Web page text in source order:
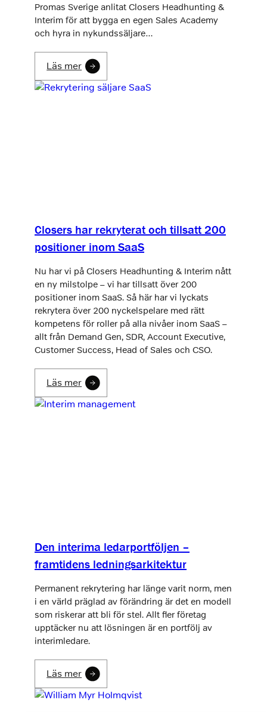
Promas Sverige anlitat Closers Headhunting &
Interim för att bygga en egen Sales Academy
och hyra in nykundssäljare…
Läs mer
Closers har rekryterat och tillsatt 200
positioner inom SaaS
Nu har vi på Closers Headhunting & Interim nått
en ny milstolpe – vi har tillsatt över 200
positioner inom SaaS. Så här har vi lyckats
rekrytera över 200 nyckelspelare med rätt
kompetens för roller på alla nivåer inom SaaS –
allt från Demand Gen, SDR, Account Executive,
Customer Success, Head of Sales och CSO.
Läs mer
Den interima ledarportföljen –
framtidens ledningsarkitektur
Permanent rekrytering har länge varit norm, men
i en värld präglad av förändring är det en modell
som riskerar att bli för stel. Allt fler företag
upptäcker nu att lösningen är en portfölj av
interimledare.
Läs mer